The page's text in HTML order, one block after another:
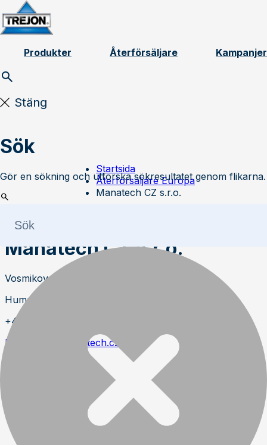
Skip to content
Produkter Återförsäljare Kampanjer
Stäng
Sök
Gör en sökning och utforska sökresultatet genom flikarna.
Startsida
Återförsäljare Europa
Manatech CZ s.r.o.
Manatech CZ s.r.o.
Vosmikova 900
Humpolec
+420 566 590 530
https://www.manatech.cz